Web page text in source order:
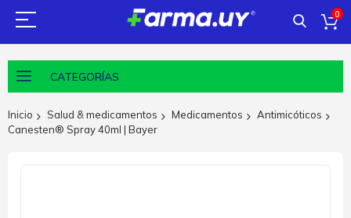
0
CATEGORÍAS
Inicio Salud & medicamentos Medicamentos
Antimicóticos
Canesten® Spray 40ml | Bayer